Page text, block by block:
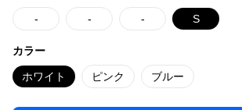
- - - S
カラー
ホワイト ピンク ブルー